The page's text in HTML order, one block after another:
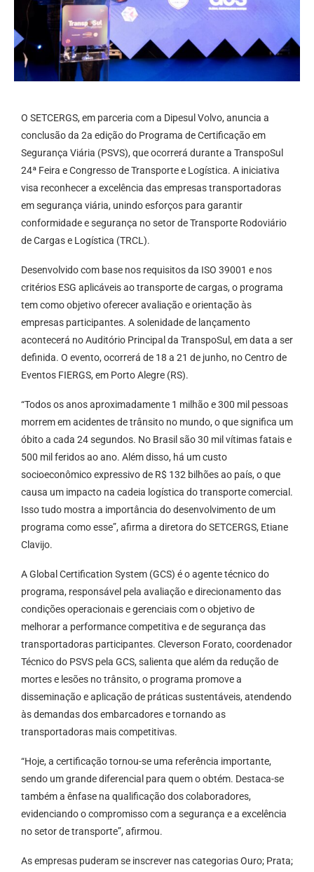
O SETCERGS, em parceria com a Dipesul Volvo, anuncia a
conclusão da 2a edição do Programa de Certificação em
Segurança Viária (PSVS), que ocorrerá durante a TranspoSul
24ª Feira e Congresso de Transporte e Logística. A iniciativa
visa reconhecer a excelência das empresas transportadoras
em segurança viária, unindo esforços para garantir
conformidade e segurança no setor de Transporte Rodoviário
de Cargas e Logística (TRCL).
Desenvolvido com base nos requisitos da ISO 39001 e nos
critérios ESG aplicáveis ao transporte de cargas, o programa
tem como objetivo oferecer avaliação e orientação às
empresas participantes. A solenidade de lançamento
acontecerá no Auditório Principal da TranspoSul, em data a ser
definida. O evento, ocorrerá de 18 a 21 de junho, no Centro de
Eventos FIERGS, em Porto Alegre (RS).
“Todos os anos aproximadamente 1 milhão e 300 mil pessoas
morrem em acidentes de trânsito no mundo, o que significa um
óbito a cada 24 segundos. No Brasil são 30 mil vítimas fatais e
500 mil feridos ao ano. Além disso, há um custo
socioeconômico expressivo de R$ 132 bilhões ao país, o que
causa um impacto na cadeia logística do transporte comercial.
Isso tudo mostra a importância do desenvolvimento de um
programa como esse”, afirma a diretora do SETCERGS, Etiane
Clavijo.
A Global Certification System (GCS) é o agente técnico do
programa, responsável pela avaliação e direcionamento das
condições operacionais e gerenciais com o objetivo de
melhorar a performance competitiva e de segurança das
transportadoras participantes. Cleverson Forato, coordenador
Técnico do PSVS pela GCS, salienta que além da redução de
mortes e lesões no trânsito, o programa promove a
disseminação e aplicação de práticas sustentáveis, atendendo
às demandas dos embarcadores e tornando as
transportadoras mais competitivas.
“Hoje, a certificação tornou-se uma referência importante,
sendo um grande diferencial para quem o obtém. Destaca-se
também a ênfase na qualificação dos colaboradores,
evidenciando o compromisso com a segurança e a excelência
no setor de transporte”, afirmou.
As empresas puderam se inscrever nas categorias Ouro; Prata;